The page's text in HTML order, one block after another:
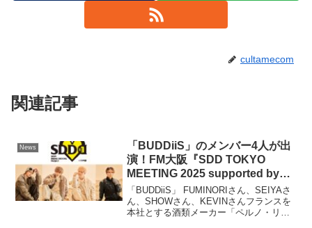
cultamecom
関連記事
News
「BUDDiiS」のメンバー4人が出
演！FM大阪『SDD TOKYO
MEETING 2025 supported by
Pernod Ricard Japan』３月9日
(日)19時〜オンエア！
「BUDDiiS」 FUMINORIさん、SEIYAさ
ん、SHOWさん、KEVINさんフランスを
本社とする酒類メーカー「ペルノ・リカ